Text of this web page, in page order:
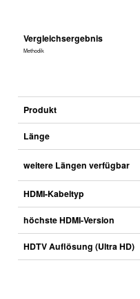
Vergleichsergebnis
Methodik
Produkt
Länge
weitere Längen verfügbar
HDMI-Kabeltyp
höchste HDMI-Version
HDTV Auflösung (Ultra HD)